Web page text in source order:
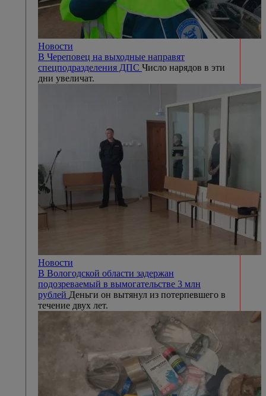
Новости
В Череповец на выходные направят
спецподразделения ДПС Число нарядов в эти
дни увеличат.
Новости
В Вологодской области задержан
подозреваемый в вымогательстве 3 млн
рублей Деньги он вытянул из потерпевшего в
течение двух лет.